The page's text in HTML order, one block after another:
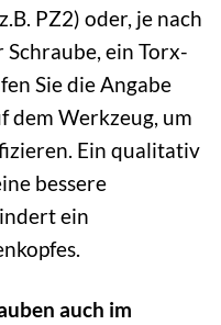
PZ2) oder, je nach
ein Torx-
Sie die Angabe
dem Werkzeug, um
Ein qualitativ
bessere
ein
auch im